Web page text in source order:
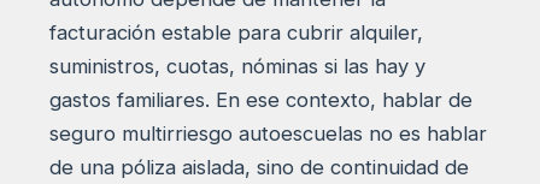
facturación estable para cubrir alquiler,
suministros, cuotas, nóminas si las hay y
gastos familiares. En ese contexto, hablar de
seguro multirriesgo autoescuelas no es hablar
de una póliza aislada, sino de continuidad de